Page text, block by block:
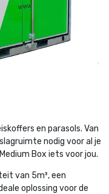
en parasols. Van
nodig voor al je
Box iets voor jou.
van 5m³, een
oplossing voor de